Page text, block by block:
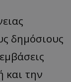
δημόσιους
και την